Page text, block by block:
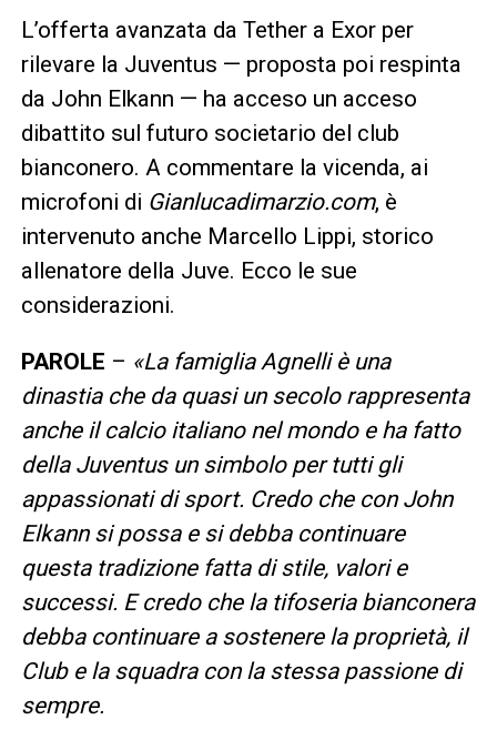
L’offerta avanzata da Tether a Exor per
rilevare la Juventus — proposta poi respinta
da John Elkann — ha acceso un acceso
dibattito sul futuro societario del club
bianconero. A commentare la vicenda, ai
microfoni di Gianlucadimarzio.com, è
intervenuto anche Marcello Lippi, storico
allenatore della Juve. Ecco le sue
considerazioni.
PAROLE – «La famiglia Agnelli è una
dinastia che da quasi un secolo rappresenta
anche il calcio italiano nel mondo e ha fatto
della Juventus un simbolo per tutti gli
appassionati di sport. Credo che con John
Elkann si possa e si debba continuare
questa tradizione fatta di stile, valori e
successi. E credo che la tifoseria bianconera
debba continuare a sostenere la proprietà, il
Club e la squadra con la stessa passione di
sempre.